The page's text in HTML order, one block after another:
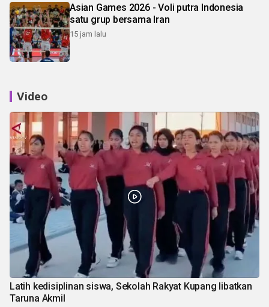
Asian Games 2026 - Voli putra Indonesia
satu grup bersama Iran
15 jam lalu
Video
Latih kedisiplinan siswa, Sekolah Rakyat Kupang libatkan
Taruna Akmil